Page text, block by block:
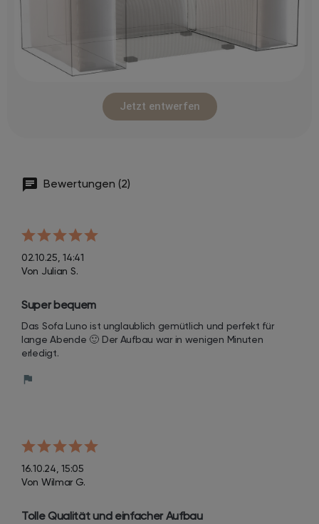
Jetzt entwerfen
Bewertungen (2)
02.10.25, 14:41
Von Julian S.
Super bequem
Das Sofa Luno ist unglaublich gemütlich und perfekt für
lange Abende 🙂 Der Aufbau war in wenigen Minuten
erledigt.
16.10.24, 15:05
Von Wilmar G.
Tolle Qualität und einfacher Aufbau